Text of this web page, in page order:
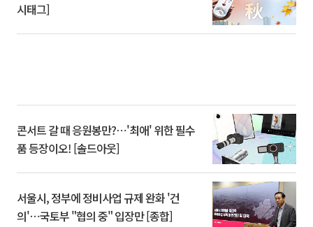
시태그]
콘서트 갈 때 응원봉만?⋯'최애' 위한 필수
품 등장이오! [솔드아웃]
서울시, 정부에 정비사업 규제 완화 '건
의'⋯국토부 "협의 중" 입장만 [종합]